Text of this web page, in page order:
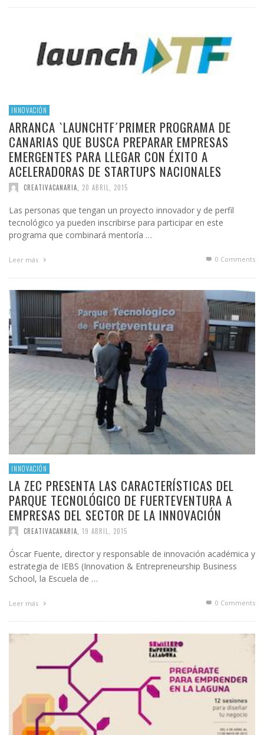
INNOVACIÓN
ARRANCA `LAUNCHTF´PRIMER PROGRAMA DE
CANARIAS QUE BUSCA PREPARAR EMPRESAS
EMERGENTES PARA LLEGAR CON ÉXITO A
ACELERADORAS DE STARTUPS NACIONALES
CREATIVACANARIA 20 ABRIL, 2015
Las personas que tengan un proyecto innovador y de perfil
tecnológico ya pueden inscribirse para participar en este
programa que combinará mentoría …
Leer más 0 Comments
INNOVACIÓN
LA ZEC PRESENTA LAS CARACTERÍSTICAS DEL
PARQUE TECNOLÓGICO DE FUERTEVENTURA A
EMPRESAS DEL SECTOR DE LA INNOVACIÓN
CREATIVACANARIA 19 ABRIL, 2015
Óscar Fuente, director y responsable de innovación académica y
estrategia de IEBS (Innovation & Entrepreneurship Business
School, la Escuela de …
Leer más 0 Comments